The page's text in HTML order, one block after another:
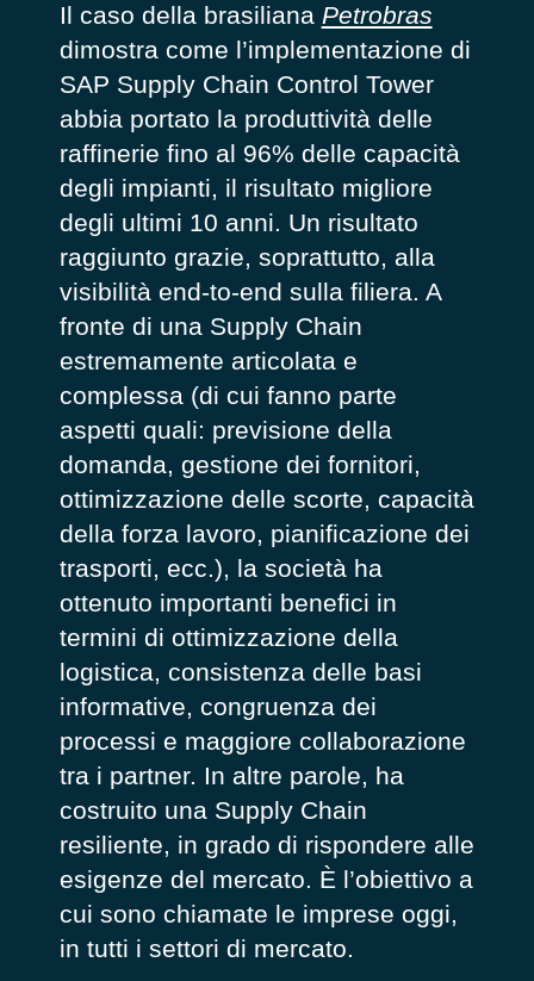
Il caso della brasiliana Petrobras
dimostra come l’implementazione di
SAP Supply Chain Control Tower
abbia portato la produttività delle
raffinerie fino al 96% delle capacità
degli impianti, il risultato migliore
degli ultimi 10 anni. Un risultato
raggiunto grazie, soprattutto, alla
visibilità end-to-end sulla filiera. A
fronte di una Supply Chain
estremamente articolata e
complessa (di cui fanno parte
aspetti quali: previsione della
domanda, gestione dei fornitori,
ottimizzazione delle scorte, capacità
della forza lavoro, pianificazione dei
trasporti, ecc.), la società ha
ottenuto importanti benefici in
termini di ottimizzazione della
logistica, consistenza delle basi
informative, congruenza dei
processi e maggiore collaborazione
tra i partner. In altre parole, ha
costruito una Supply Chain
resiliente, in grado di rispondere alle
esigenze del mercato. È l’obiettivo a
cui sono chiamate le imprese oggi,
in tutti i settori di mercato.